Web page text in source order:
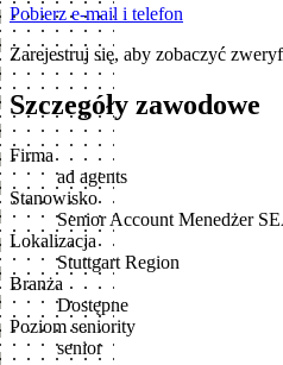
Pobierz e-mail i telefon
Zarejestruj się, aby zobaczyć
Szczegóły zawodowe
Firma
ad agents
Stanowisko
Senior Account Menedżer
Lokalizacja
Stuttgart Region
Branża
Dostępne
Poziom seniority
senior